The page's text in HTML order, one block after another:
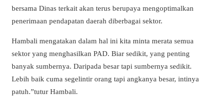
bersama Dinas terkait akan terus berupaya mengoptimalkan
penerimaan pendapatan daerah diberbagai sektor.
Hambali mengatakan dalam hal ini kita minta merata semua
sektor yang menghasilkan PAD. Biar sedikit, yang penting
banyak sumbernya. Daripada besar tapi sumbernya sedikit.
Lebih baik cuma segelintir orang tapi angkanya besar, intinya
patuh.”tutur Hambali.